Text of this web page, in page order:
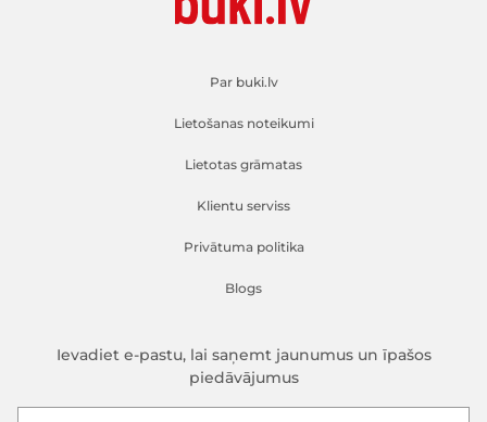
Par buki.lv
Lietošanas noteikumi
Lietotas grāmatas
Klientu serviss
Privātuma politika
Blogs
Ievadiet e-pastu, lai saņemt jaunumus un īpašos
piedāvājumus